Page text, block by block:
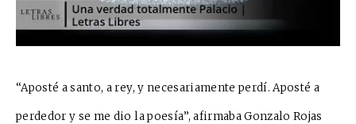
“Aposté a santo, a rey, y necesariamente perdí. Aposté a
perdedor y se me dio la poesía”, afirmaba Gonzalo Rojas